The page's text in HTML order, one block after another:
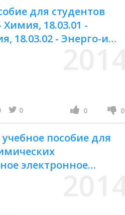
для студентов
18.03.01 -
18.03.02 - Энерго-и
в химической
0 0 0
пособие для
электронное
распространения